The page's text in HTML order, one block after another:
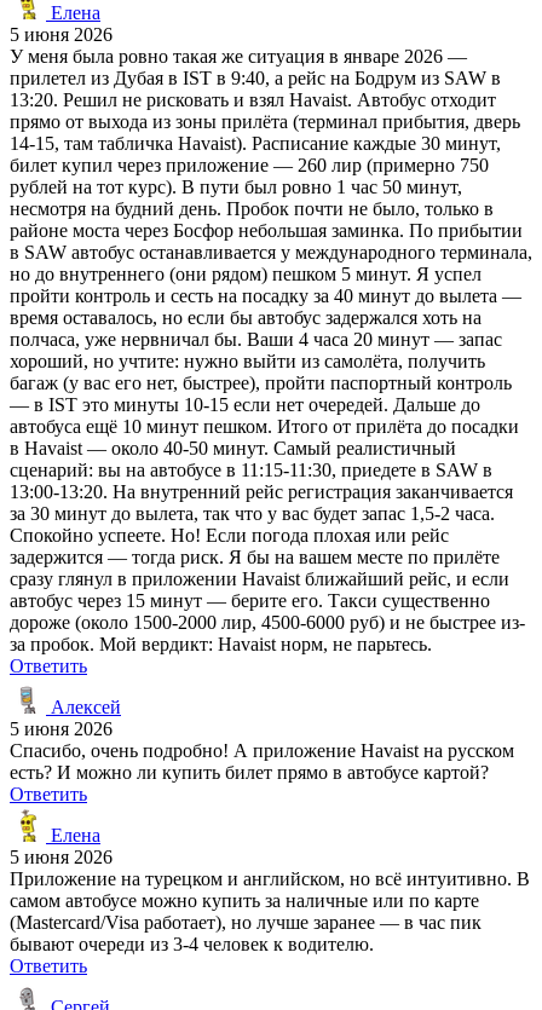
Елена
5 июня 2026
У меня была ровно такая же ситуация в январе 2026 —
прилетел из Дубая в IST в 9:40, а рейс на Бодрум из SAW в
13:20. Решил не рисковать и взял Havaist. Автобус отходит
прямо от выхода из зоны прилёта (терминал прибытия, дверь
14-15, там табличка Havaist). Расписание каждые 30 минут,
билет купил через приложение — 260 лир (примерно 750
рублей на тот курс). В пути был ровно 1 час 50 минут,
несмотря на будний день. Пробок почти не было, только в
районе моста через Босфор небольшая заминка. По прибытии
в SAW автобус останавливается у международного терминала,
но до внутреннего (они рядом) пешком 5 минут. Я успел
пройти контроль и сесть на посадку за 40 минут до вылета —
время оставалось, но если бы автобус задержался хоть на
полчаса, уже нервничал бы. Ваши 4 часа 20 минут — запас
хороший, но учтите: нужно выйти из самолёта, получить
багаж (у вас его нет, быстрее), пройти паспортный контроль
— в IST это минуты 10-15 если нет очередей. Дальше до
автобуса ещё 10 минут пешком. Итого от прилёта до посадки
в Havaist — около 40-50 минут. Самый реалистичный
сценарий: вы на автобусе в 11:15-11:30, приедете в SAW в
13:00-13:20. На внутренний рейс регистрация заканчивается
за 30 минут до вылета, так что у вас будет запас 1,5-2 часа.
Спокойно успеете. Но! Если погода плохая или рейс
задержится — тогда риск. Я бы на вашем месте по прилёте
сразу глянул в приложении Havaist ближайший рейс, и если
автобус через 15 минут — берите его. Такси существенно
дороже (около 1500-2000 лир, 4500-6000 руб) и не быстрее из-
за пробок. Мой вердикт: Havaist норм, не парьтесь.
Ответить
Алексей
5 июня 2026
Спасибо, очень подробно! А приложение Havaist на русском
есть? И можно ли купить билет прямо в автобусе картой?
Ответить
Елена
5 июня 2026
Приложение на турецком и английском, но всё интуитивно. В
самом автобусе можно купить за наличные или по карте
(Mastercard/Visa работает), но лучше заранее — в час пик
бывают очереди из 3-4 человек к водителю.
Ответить